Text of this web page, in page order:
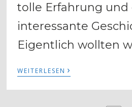
tolle Erfahrung und
interessante
Eigentlich wollten
WEITERLESEN ›